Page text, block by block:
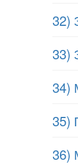
32)
33)
34)
35)
36)